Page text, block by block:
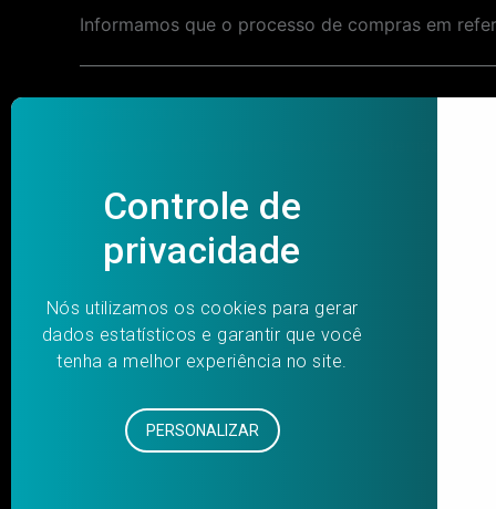
Informamos que o processo de compras em